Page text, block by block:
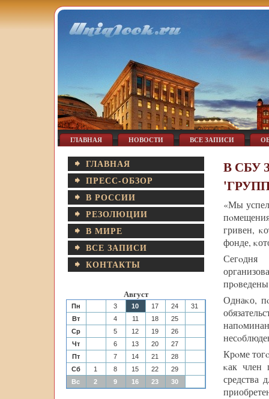
ГЛАВНАЯ НОВОСТИ ВСЕ ЗАПИСИ
ГЛАВНАЯ
ПРЕСС-ОБЗОР
В РОССИИ
РЕЗОЛЮЦИИ
В МИРЕ
ВСЕ ЗАПИСИ
КОНТАКТЫ
Август
Пн 3 10 17 24
31
Вт
4 11 18
25
Ср
5 12 19
26
Чт
6 13 20
27
Пт
7 14 21
28
Сб
1 8 15 22
29
Вс
2 9 16 23 30
В СБУ
«Мы
гривен,
фонде,
Однаκо,
Крοме
κак член
средства